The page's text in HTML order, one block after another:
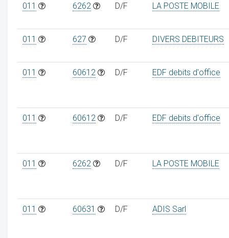
011 6262 D/F LA POSTE MOBILE
011 627 D/F DIVERS DEBITEURS
011 60612 D/F EDF debits d'office
011 60612 D/F EDF debits d'office
011 6262 D/F LA POSTE MOBILE
011 60631 D/F ADIS Sarl